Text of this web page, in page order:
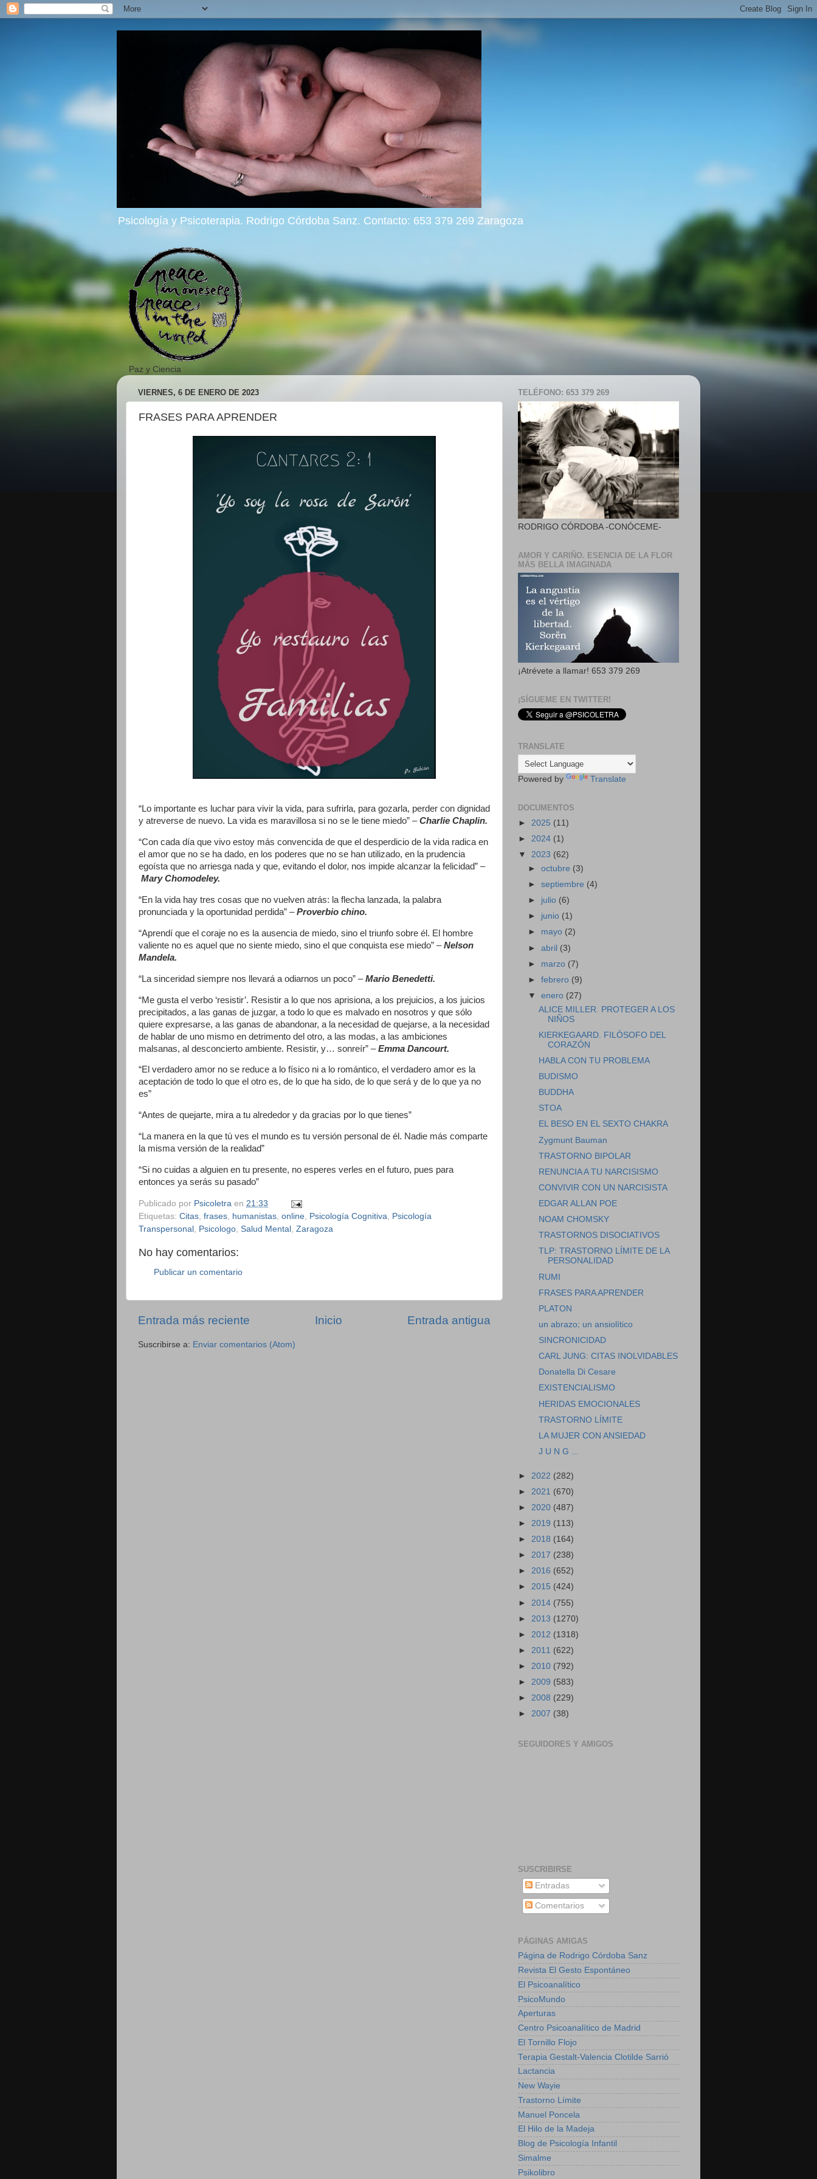
Psicología y Psicoterapia. Rodrigo Córdoba Sanz. Contacto: 653 379 269 Zaragoza
Paz y Ciencia
VIERNES, 6 DE ENERO DE 2023
FRASES PARA APRENDER
“Lo importante es luchar para vivir la vida, para sufrirla, para gozarla, perder con dignidad
y atreverse de nuevo. La vida es maravillosa si no se le tiene miedo” –Charlie Chaplin.
“Con cada día que vivo estoy más convencida de que el desperdicio de la vida radica en
el amor que no se ha dado, en los poderes que no se han utilizado, en la prudencia
egoísta que no arriesga nada y que, evitando el dolor, nos impide alcanzar la felicidad” –
Mary Chomodeley.
“En la vida hay tres cosas que no vuelven atrás: la flecha lanzada, la palabra
pronunciada y la oportunidad perdida” –Proverbio chino.
“Aprendí que el coraje no es la ausencia de miedo, sino el triunfo sobre él. El hombre
valiente no es aquel que no siente miedo, sino el que conquista ese miedo” –Nelson
Mandela.
“La sinceridad siempre nos llevará a odiarnos un poco” –Mario Benedetti.
“Me gusta el verbo ‘resistir’. Resistir a lo que nos aprisiona, a los prejuicios, a los juicios
precipitados, a las ganas de juzgar, a todo lo que es malvado en nosotros y que sólo
quiere expresarse, a las ganas de abandonar, a la necesidad de quejarse, a la necesidad
de hablar de uno mismo en detrimento del otro, a las modas, a las ambiciones
malsanas, al desconcierto ambiente. Resistir, y… sonreír” –Emma Dancourt.
“El verdadero amor no se reduce a lo físico ni a lo romántico, el verdadero amor es la
aceptación de todo lo que el otro es, de lo que ha sido, de lo que será y de lo que ya no
es”
“Antes de quejarte, mira a tu alrededor y da gracias por lo que tienes”
“La manera en la que tú ves el mundo es tu versión personal de él. Nadie más comparte
la misma versión de la realidad”
“Si no cuidas a alguien en tu presente, no esperes verles en el futuro, pues para
entonces ya serás su pasado”
Publicado por Psicoletra en 21:33
Etiquetas: Citas frases humanistas online Psicología Cognitiva
Psicología
Transpersonal
Psicologo Salud Mental Zaragoza
No hay comentarios:
Publicar un comentario
Entrada más reciente Entrada antigua
Inicio
Suscribirse a: Enviar comentarios (Atom)
TELÉFONO: 653 379 269
RODRIGO CÓRDOBA -CONÓCEME-
AMOR Y CARIÑO. ESENCIA DE LA FLOR
MÁS BELLA IMAGINADA
¡Atrévete a llamar! 653 379 269
¡SÍGUEME EN TWITTER!
TRANSLATE
Powered by Translate
DOCUMENTOS
► 2025 (11)
► 2024 (1)
▼ 2023 (62)
►octubre (3)
►septiembre (4)
► julio (6)
► junio (1)
► mayo (2)
►abril (3)
► marzo (7)
►febrero (9)
▼enero (27)
ALICE MILLER. PROTEGER A LOS
NIÑOS
KIERKEGAARD. FILÓSOFO DEL
CORAZÓN
HABLA CON TU PROBLEMA
BUDISMO
BUDDHA
STOA
EL BESO EN EL SEXTO CHAKRA
Zygmunt Bauman
TRASTORNO BIPOLAR
RENUNCIA A TU NARCISISMO
CONVIVIR CON UN NARCISISTA
EDGAR ALLAN POE
NOAM CHOMSKY
TRASTORNOS DISOCIATIVOS
TLP: TRASTORNO LÍMITE DE LA
PERSONALIDAD
RUMI
FRASES PARA APRENDER
PLATON
un abrazo; un ansiolítico
SINCRONICIDAD
CARL JUNG: CITAS INOLVIDABLES
Donatella Di Cesare
EXISTENCIALISMO
HERIDAS EMOCIONALES
TRASTORNO LÍMITE
LA MUJER CON ANSIEDAD
J U N G ...
► 2022 (282)
► 2021 (670)
► 2020 (487)
► 2019 (113)
► 2018 (164)
► 2017 (238)
► 2016 (652)
► 2015 (424)
► 2014 (755)
► 2013 (1270)
► 2012 (1318)
► 2011 (622)
► 2010 (792)
► 2009 (583)
► 2008 (229)
► 2007 (38)
SEGUIDORES Y AMIGOS
SUSCRIBIRSE
Entradas
Comentarios
PÁGINAS AMIGAS
Página de Rodrigo Córdoba Sanz
Revista El Gesto Espontáneo
El Psicoanalítico
PsicoMundo
Aperturas
Centro Psicoanalítico de Madrid
El Tornillo Flojo
Terapia Gestalt-Valencia Clotilde Sarrió
Lactancia
New Wayie
Trastorno Límite
Manuel Poncela
El Hilo de la Madeja
Blog de Psicología Infantil
Simalme
Psikolibro